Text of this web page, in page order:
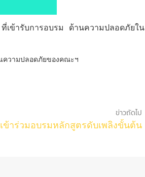
ข้ารับการอบรม ด้านความปลอดภัยใน
ข่าวถัดไป
ข้าร่วมอบรมหลักสูตรดับเพลิงขั้นต้น